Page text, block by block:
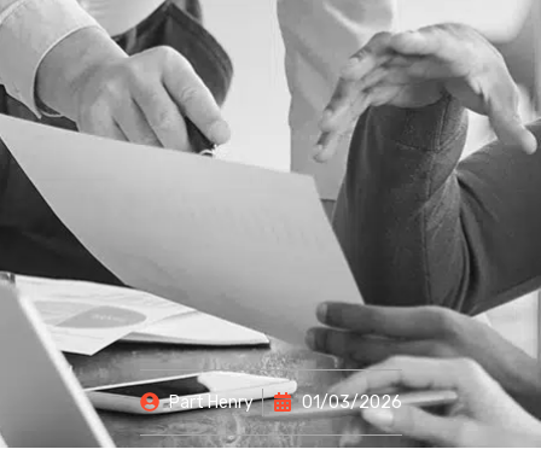
PartHenry 01/03/2026